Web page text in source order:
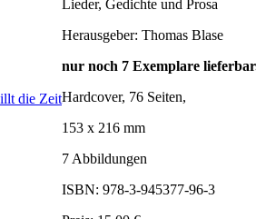
Lieder, Gedichte und Prosa
Herausgeber: Thomas Blase
nur noch 7 Exemplare
Hardcover, 76 Seiten,
153 x 216 mm
7 Abbildungen
ISBN: 978-3-945377-96-3